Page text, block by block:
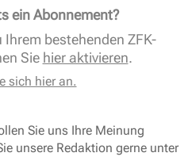
ein Abonnement?
bestehenden ZFK-
Sie hier aktivieren.
sich hier an.
Sie uns Ihre Meinung
unsere Redaktion gerne unter